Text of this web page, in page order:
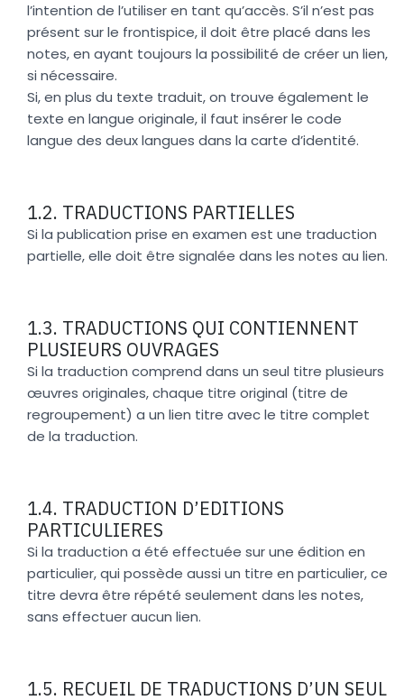
l’intention de l’utiliser en tant qu’accès. S’il n’est pas
présent sur le frontispice, il doit être placé dans les
notes, en ayant toujours la possibilité de créer un lien,
si nécessaire.
Si, en plus du texte traduit, on trouve également le
texte en langue originale, il faut insérer le code
langue des deux langues dans la carte d’identité.
1.2. TRADUCTIONS PARTIELLES
Si la publication prise en examen est une traduction
partielle, elle doit être signalée dans les notes au lien.
1.3. TRADUCTIONS QUI CONTIENNENT
PLUSIEURS OUVRAGES
Si la traduction comprend dans un seul titre plusieurs
œuvres originales, chaque titre original (titre de
regroupement) a un lien titre avec le titre complet
de la traduction.
1.4. TRADUCTION D’EDITIONS
PARTICULIERES
Si la traduction a été effectuée sur une édition en
particulier, qui possède aussi un titre en particulier, ce
titre devra être répété seulement dans les notes,
sans effectuer aucun lien.
1.5. RECUEIL DE TRADUCTIONS D’UN SEUL